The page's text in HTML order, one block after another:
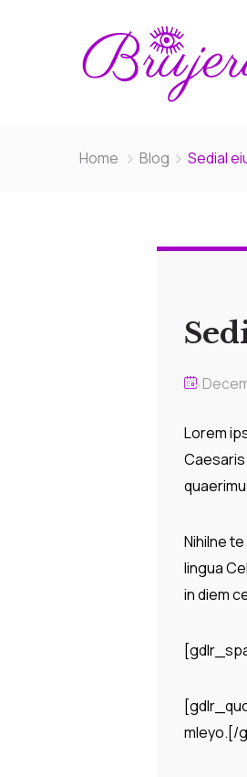
Home Blog Sedial
Lorem
Nihilne
lingua
in diem
mleyo.[/